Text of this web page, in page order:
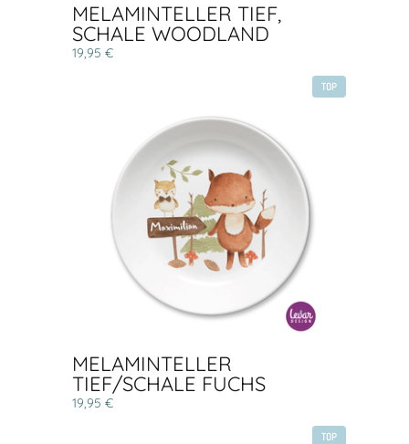
MELAMINTELLER TIEF,
SCHALE WOODLAND
19,95 €
TOP
MELAMINTELLER
TIEF/SCHALE FUCHS
19,95 €
TOP